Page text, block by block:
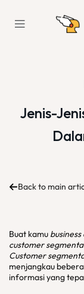
Jenis-
Back to main
Buat kamu
customer
Customer
menjangkau
informasi yang